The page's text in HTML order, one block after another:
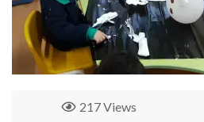
217 Views